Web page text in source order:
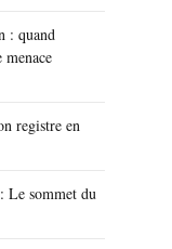
: quand
registre en
Le sommet du